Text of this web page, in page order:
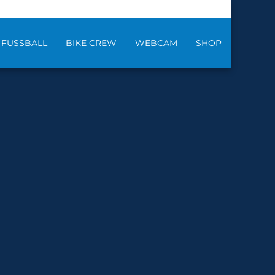
FUSSBALL BIKE CREW WEBCAM SHOP